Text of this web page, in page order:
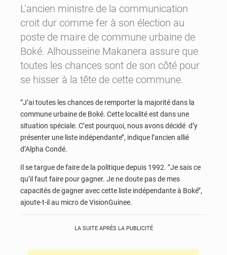
L’ancien ministre de la communication
croit dur comme fer à son élection au
poste de maire de commune urbaine de
Boké. Alhousseine Makanera assure que
toutes les chances sont de son côté pour
se hisser à la tête de cette commune.
‘’J’ai toutes les chances de remporter la majorité dans la
commune urbaine de Boké. Cette localité est dans une
situation spéciale. C’est pourquoi, nous avons décidé d’y
présenter une liste indépendante’’, indique l’ancien allié
d’Alpha Condé.
Il se targue de faire de la politique depuis 1992. ‘’Je sais ce
qu’il faut faire pour gagner. Je ne doute pas de mes
capacités de gagner avec cette liste indépendante à Boké’’,
ajoute-t-il au micro de VisionGuinee.
LA SUITE APRÈS LA PUBLICITÉ